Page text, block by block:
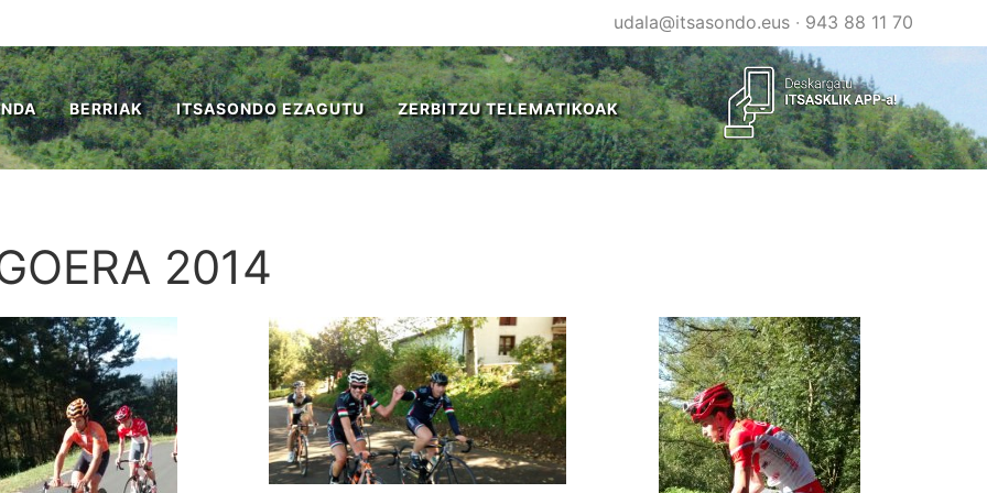
udala@itsasondo.eus· 943 88 11 70
BERRIAK ITSASONDO EZAGUTU ZERBITZU TELEMATIKOAK
2014